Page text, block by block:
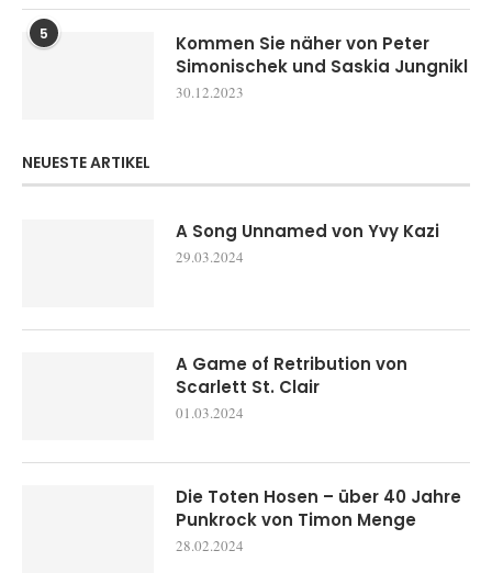
5
Kommen Sie näher von Peter
Simonischek und Saskia Jungnikl
30.12.2023
NEUESTE ARTIKEL
A Song Unnamed von Yvy Kazi
29.03.2024
A Game of Retribution von
Scarlett St. Clair
01.03.2024
Die Toten Hosen – über 40 Jahre
Punkrock von Timon Menge
28.02.2024